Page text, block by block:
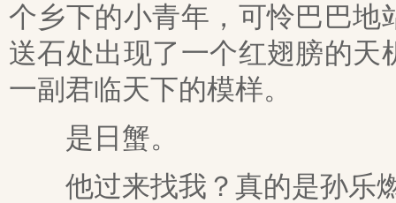
个乡下的小青年，可怜巴巴
送石处出现了一个红翅膀的
一副君临天下的模样。
是日蟹。
他过来找我？真的是孙乐